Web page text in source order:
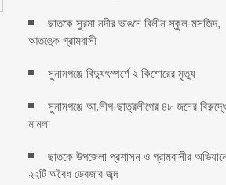
ছাতকে সুরমা নদীর ভাঙনে বিলীন স্কুল-মসজিদ,
আতঙ্কে গ্রামবাসী
সুনামগঞ্জে বিদ্যুৎস্পর্শে ২ কিশোরের মৃত্যু
সুনামগঞ্জে আ.লীগ-ছাত্রলীগের ৪৮ জনের
মামলা
ছাতকে উপজেলা প্রশাসন ও গ্রামবাসীর
২২টি অবৈধ ড্রেজার জব্দ